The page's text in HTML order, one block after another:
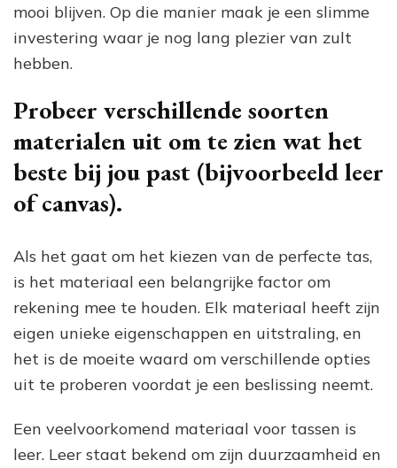
mooi blijven. Op die manier maak je een slimme
investering waar je nog lang plezier van zult
hebben.
Probeer verschillende soorten
materialen uit om te zien wat het
beste bij jou past (bijvoorbeeld leer
of canvas).
Als het gaat om het kiezen van de perfecte tas,
is het materiaal een belangrijke factor om
rekening mee te houden. Elk materiaal heeft zijn
eigen unieke eigenschappen en uitstraling, en
het is de moeite waard om verschillende opties
uit te proberen voordat je een beslissing neemt.
Een veelvoorkomend materiaal voor tassen is
leer. Leer staat bekend om zijn duurzaamheid en